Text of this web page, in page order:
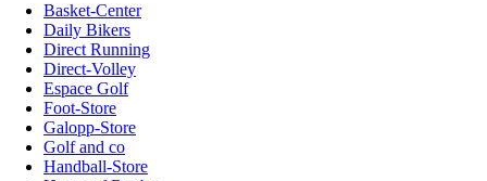
Basket-Center
Daily Bikers
Direct Running
Direct-Volley
Espace Golf
Foot-Store
Galopp-Store
Golf and co
Handball-Store